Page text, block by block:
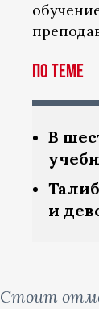
По теме
В
и
Стоит